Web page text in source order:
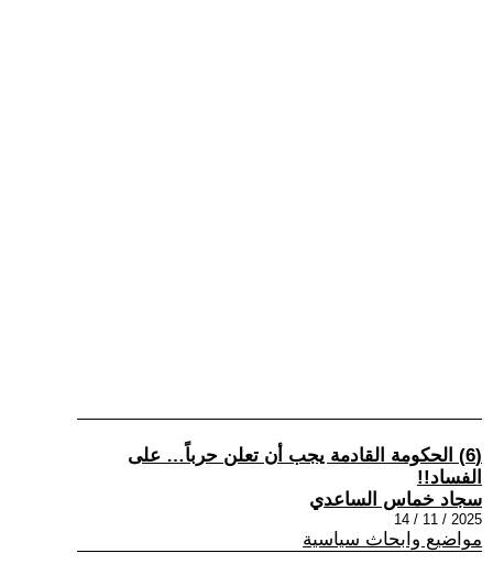
(6) الحكومة القادمة يجب أن تعلن حرباً… على
الفساد!!
سجاد خماس الساعدي
2025 / 11 / 14
مواضيع وابحاث سياسية